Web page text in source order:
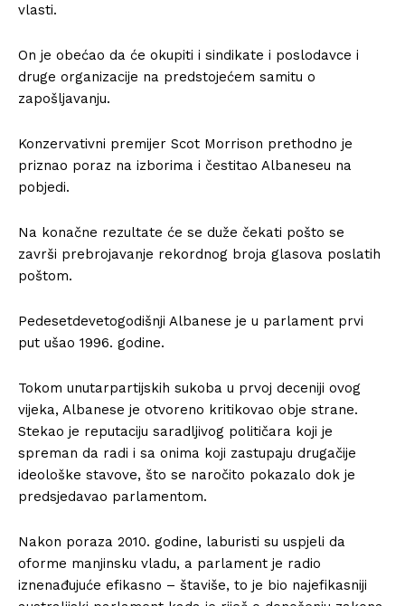
vlasti.
On je obećao da će okupiti i sindikate i poslodavce i
druge organizacije na predstojećem samitu o
zapošljavanju.
Konzervativni premijer Scot Morrison prethodno je
priznao poraz na izborima i čestitao Albaneseu na
pobjedi.
Na konačne rezultate će se duže čekati pošto se
završi prebrojavanje rekordnog broja glasova poslatih
poštom.
Pedesetdevetogodišnji Albanese je u parlament prvi
put ušao 1996. godine.
Tokom unutarpartijskih sukoba u prvoj deceniji ovog
vijeka, Albanese je otvoreno kritikovao obje strane.
Stekao je reputaciju saradljivog političara koji je
spreman da radi i sa onima koji zastupaju drugačije
ideološke stavove, što se naročito pokazalo dok je
predsjedavao parlamentom.
Nakon poraza 2010. godine, laburisti su uspjeli da
oforme manjinsku vladu, a parlament je radio
iznenađujuće efikasno – štaviše, to je bio najefikasniji